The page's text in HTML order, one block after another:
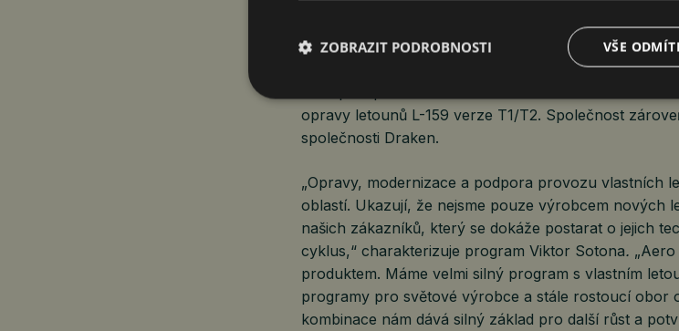
Tento segment zahrnuje zejména generální opravy
letuschopnosti a servisní činnosti poskytované
V roce 2025 Aero dokončilo generální opravy
opravy letounů L-159 verze T1/T2. Společnost
společnosti Draken.
„Opravy, modernizace a podpora provozu vlastních
oblastí. Ukazují, že nejsme pouze výrobcem nových
našich zákazníků, který se dokáže postarat o jejich
cyklus,“ charakterizuje program Viktor Sotona.
produktem. Máme velmi silný program s vlastním
programy pro světové výrobce a stále rostoucí obor
kombinace nám dává silný základ pro další růst a
VŠE
ZOBRAZIT PODROBNOSTI